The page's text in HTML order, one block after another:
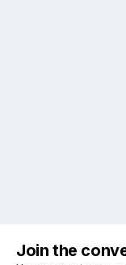
Join the